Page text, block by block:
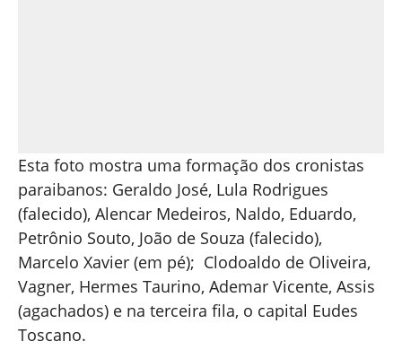
Esta foto mostra uma formação dos cronistas
paraibanos: Geraldo José, Lula Rodrigues
(falecido), Alencar Medeiros, Naldo, Eduardo,
Petrônio Souto, João de Souza (falecido),
Marcelo Xavier (em pé); Clodoaldo de Oliveira,
Vagner, Hermes Taurino, Ademar Vicente, Assis
(agachados) e na terceira fila, o capital Eudes
Toscano.